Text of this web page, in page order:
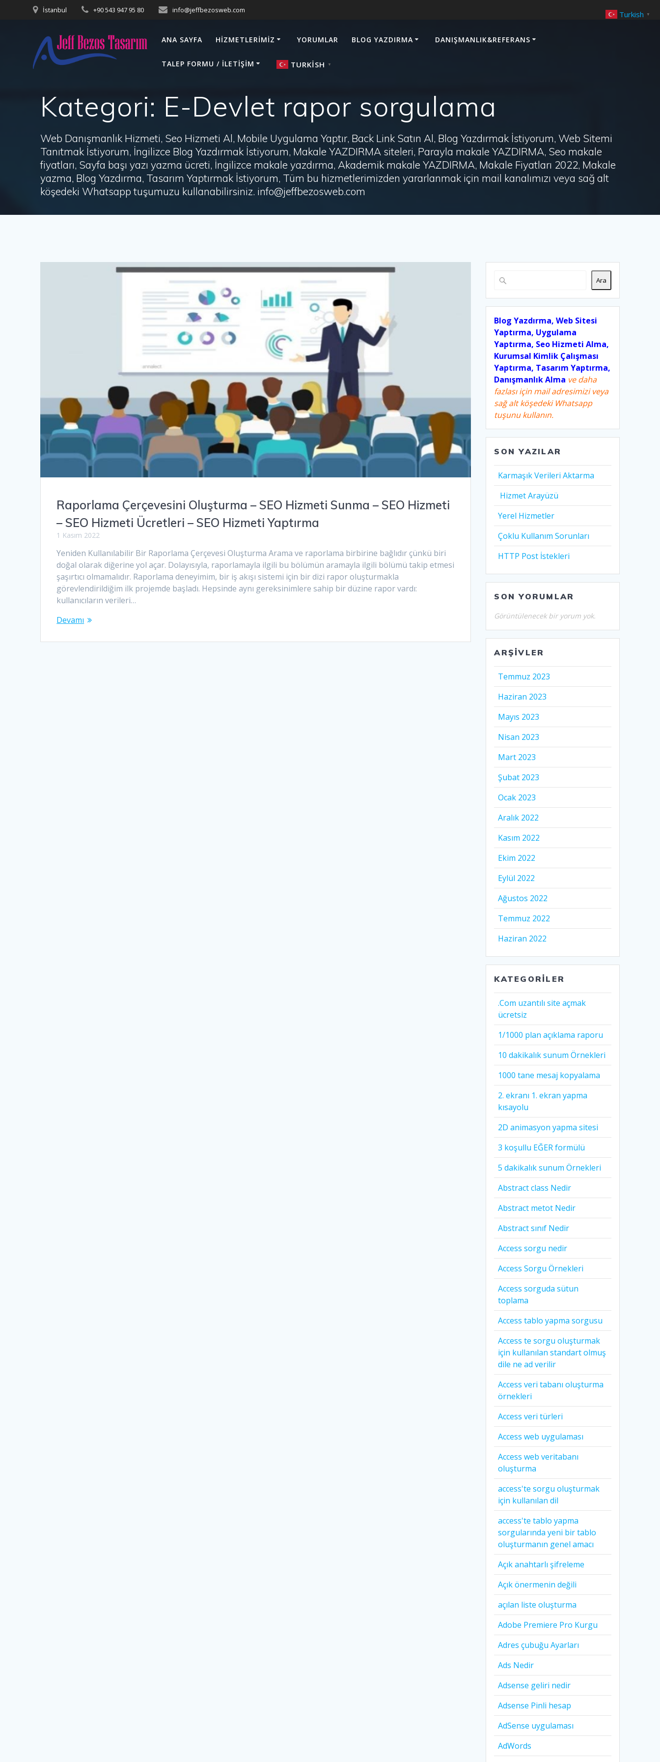
İstanbul +90 543 947 95 80 info@jeffbezosweb.com
ANA SAYFA HIZMETLERIMIZ YORUMLAR BLOG YAZDIRMA DANIŞMANLIK&REFERANS
TALEP FORMU / İLETIŞIM TURKISH ▼
Kategori: E-Devlet rapor sorgulama
Web Danışmanlık Hizmeti, Seo Hizmeti Al, Mobile Uygulama Yaptır, Back Link Satın Al, Blog Yazdırmak İstiyorum, Web Sitemi
Tanıtmak İstiyorum, İngilizce Blog Yazdırmak İstiyorum, Makale YAZDIRMA siteleri, Parayla makale YAZDIRMA, Seo makale
fiyatları, Sayfa başı yazı yazma ücreti, İngilizce makale yazdırma, Akademik makale YAZDIRMA, Makale Fiyatları 2022, Makale
yazma, Blog Yazdırma, Tasarım Yaptırmak İstiyorum, Tüm bu hizmetlerimizden yararlanmak için mail kanalımızı veya sağ alt
köşedeki Whatsapp tuşumuzu kullanabilirsiniz. info@jeffbezosweb.com
Raporlama Çerçevesini Oluşturma – SEO Hizmeti Sunma – SEO Hizmeti
– SEO Hizmeti Ücretleri – SEO Hizmeti Yaptırma
1 Kasım 2022
Yeniden Kullanılabilir Bir Raporlama Çerçevesi Oluşturma Arama ve raporlama birbirine bağlıdır çünkü biri
doğal olarak diğerine yol açar. Dolayısıyla, raporlamayla ilgili bu bölümün aramayla ilgili bölümü takip etmesi
şaşırtıcı olmamalıdır. Raporlama deneyimim, bir iş akışı sistemi için bir dizi rapor oluşturmakla
görevlendirildiğim ilk projemde başladı. Hepsinde aynı gereksinimlere sahip bir düzine rapor vardı:
kullanıcıların verileri…
Devamı
Ara
Blog Yazdırma, Web Sitesi
Yaptırma, Uygulama
Yaptırma, Seo Hizmeti Alma,
Kurumsal Kimlik Çalışması
Yaptırma, Tasarım Yaptırma,
Danışmanlık Alma ve daha
fazlası için mail adresimizi veya
sağ alt köşedeki Whatsapp
tuşunu kullanın.
SON YAZILAR
Karmaşık Verileri Aktarma
Hizmet Arayüzü
Yerel Hizmetler
Çoklu Kullanım Sorunları
HTTP Post İstekleri
SON YORUMLAR
Görüntülenecek bir yorum yok.
ARŞIVLER
Temmuz 2023
Haziran 2023
Mayıs 2023
Nisan 2023
Mart 2023
Şubat 2023
Ocak 2023
Aralık 2022
Kasım 2022
Ekim 2022
Eylül 2022
Ağustos 2022
Temmuz 2022
Haziran 2022
KATEGORILER
.Com uzantılı site açmak
ücretsiz
1/1000 plan açıklama raporu
10 dakikalık sunum Örnekleri
1000 tane mesaj kopyalama
2. ekranı 1. ekran yapma
kısayolu
2D animasyon yapma sitesi
3 koşullu EĞER formülü
5 dakikalık sunum Örnekleri
Abstract class Nedir
Abstract metot Nedir
Abstract sınıf Nedir
Access sorgu nedir
Access Sorgu Örnekleri
Access sorguda sütun
toplama
Access tablo yapma sorgusu
Access te sorgu oluşturmak
için kullanılan standart olmuş
dile ne ad verilir
Access veri tabanı oluşturma
örnekleri
Access veri türleri
Access web uygulaması
Access web veritabanı
oluşturma
access'te sorgu oluşturmak
için kullanılan dil
access'te tablo yapma
sorgularında yeni bir tablo
oluşturmanın genel amacı
Açık anahtarlı şifreleme
Açık önermenin değili
açılan liste oluşturma
Adobe Premiere Pro Kurgu
Adres çubuğu Ayarları
Ads Nedir
Adsense geliri nedir
Adsense Pinli hesap
AdSense uygulaması
AdWords
Turkish ▼